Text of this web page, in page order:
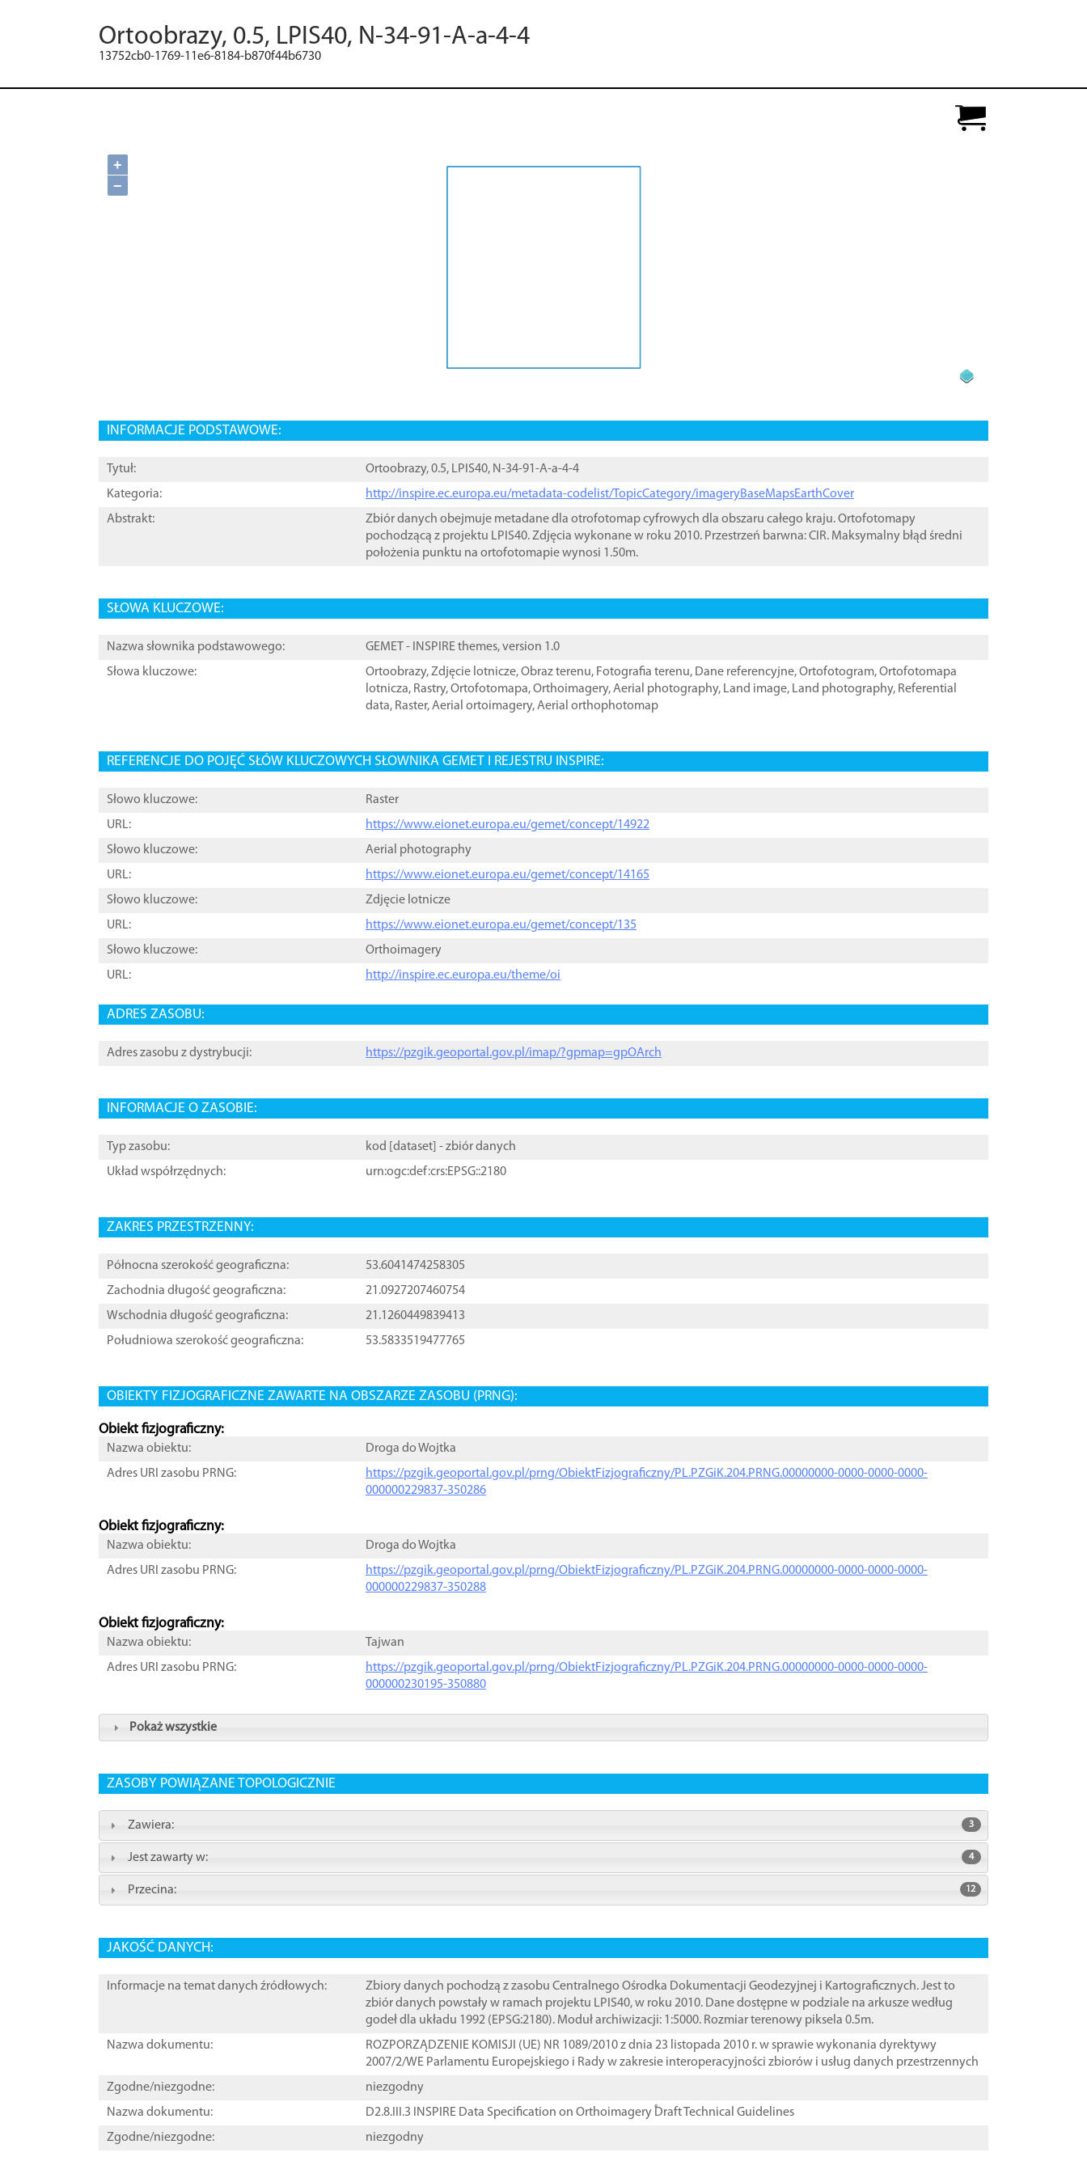
Ortoobrazy, 0.5, LPIS40, N-34-91-A-a-4-4
13752cb0-1769-11e6-8184-b870f44b6730
+
−
INFORMACJE PODSTAWOWE:
Tytuł:
Ortoobrazy, 0.5, LPIS40, N-34-91-A-a-4-4
Kategoria:
http://inspire.ec.europa.eu/metadata-codelist/TopicCategory/imageryBaseMapsEarthCover
Abstrakt:
Zbiór danych obejmuje metadane dla otrofotomap cyfrowych dla obszaru całego kraju. Ortofotomapy
pochodzącą z projektu LPIS40. Zdjęcia wykonane w roku 2010. Przestrzeń barwna: CIR. Maksymalny błąd średni
położenia punktu na ortofotomapie wynosi 1.50m.
SŁOWA KLUCZOWE:
Nazwa słownika podstawowego:
GEMET - INSPIRE themes, version 1.0
Słowa kluczowe:
Ortoobrazy,Zdjęcie lotnicze,Obraz terenu, Fotografia terenu, Dane referencyjne,Ortofotogram,Ortofotomapa
lotnicza, Rastry,Ortofotomapa,Orthoimagery,Aerial photography, Land image, Land photography, Referential
data, Raster,Aerial ortoimagery,Aerial orthophotomap
REFERENCJE DO POJĘĆ SŁÓW KLUCZOWYCH SŁOWNIKA GEMET I REJESTRU INSPIRE:
Słowo kluczowe:
Raster
URL:
https://www.eionet.europa.eu/gemet/concept/14922
Słowo kluczowe:
Aerial photography
URL:
https://www.eionet.europa.eu/gemet/concept/14165
Słowo kluczowe:
Zdjęcie lotnicze
URL:
https://www.eionet.europa.eu/gemet/concept/135
Słowo kluczowe:
Orthoimagery
URL:
http://inspire.ec.europa.eu/theme/oi
ADRES ZASOBU:
Adres zasobu z dystrybucji: https://pzgik.geoportal.gov.pl/imap/?gpmap=gpOArch
INFORMACJE O ZASOBIE:
Typ zasobu: kod [ dataset ] - zbiór danych
Układ współrzędnych:
urn:ogc:def:crs:EPSG::2180
ZAKRES PRZESTRZENNY:
Północna szerokość geograficzna:
53.6041474258305
Zachodnia długość geograficzna:
21.0927207460754
Wschodnia długość geograficzna:
21.1260449839413
Południowa szerokość geograficzna:
53.5833519477765
OBIEKTY FIZJOGRAFICZNE ZAWARTE NA OBSZARZE ZASOBU (PRNG):
Obiekt fizjograficzny:
Nazwa obiektu:
Droga do Wojtka
Adres URI zasobu PRNG:
https://pzgik.geoportal.gov.pl/prng/ObiektFizjograficzny/PL.PZGiK.204.PRNG.00000000-0000-0000-0000-
000000229837-350286
Obiekt fizjograficzny:
Nazwa obiektu:
Droga do Wojtka
Adres URI zasobu PRNG:
https://pzgik.geoportal.gov.pl/prng/ObiektFizjograficzny/PL.PZGiK.204.PRNG.00000000-0000-0000-0000-
000000229837-350288
Obiekt fizjograficzny:
Nazwa obiektu:
Tajwan
Adres URI zasobu PRNG:
https://pzgik.geoportal.gov.pl/prng/ObiektFizjograficzny/PL.PZGiK.204.PRNG.00000000-0000-0000-0000-
000000230195-350880
Pokaż wszystkie
ZASOBY POWIĄZANE TOPOLOGICZNIE
Zawiera: 3
Jest zawarty w: 4
Przecina: 12
JAKOŚĆ DANYCH:
Informacje na temat danych źródłowych:
Zbiory danych pochodzą z zasobu Centralnego Ośrodka Dokumentacji Geodezyjnej i Kartograficznych. Jest to
zbiór danych powstały w ramach projektu LPIS40, w roku 2010. Dane dostępne w podziale na arkusze według
godeł dla układu 1992 (EPSG:2180). Moduł archiwizacji: 1:5000. Rozmiar terenowy piksela 0.5m.
Nazwa dokumentu:
ROZPORZĄDZENIE KOMISJI (UE) NR 1089/2010 z dnia 23 listopada 2010 r. w sprawie wykonania dyrektywy
2007/2/WE Parlamentu Europejskiego i Rady w zakresie interoperacyjności zbiorów i usług danych przestrzennych
Zgodne/niezgodne:
niezgodny
Nazwa dokumentu:
D2.8.III.3 INSPIRE Data Specification on Orthoimagery ֠Draft Technical Guidelines
Zgodne/niezgodne:
niezgodny